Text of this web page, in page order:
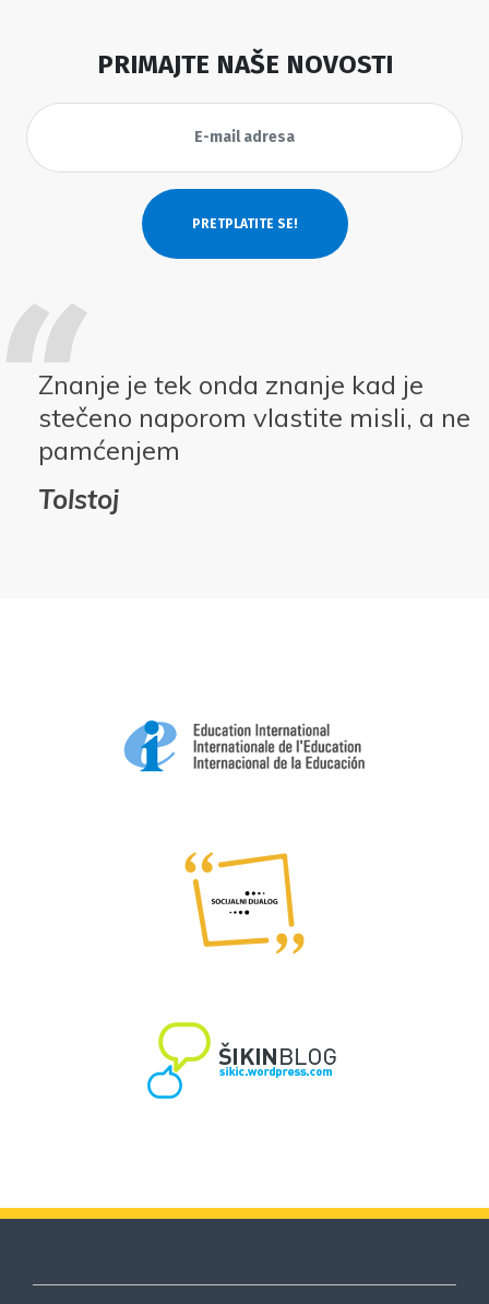
PRIMAJTE NAŠE NOVOSTI
Znanje je tek onda znanje kad je
stečeno naporom vlastite misli, a ne
pamćenjem
Tolstoj